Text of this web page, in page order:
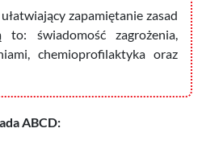
zapamiętanie zasad
świadomość zagrożenia,
chemioprofilaktyka oraz
ABCD: